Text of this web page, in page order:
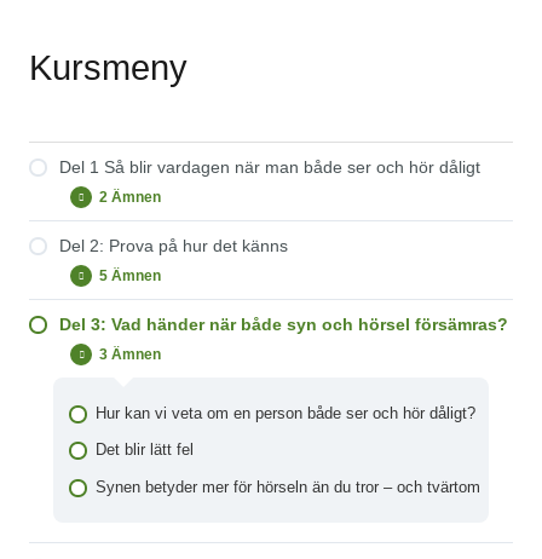
Kursmeny
Del 1 Så blir vardagen när man både ser och hör dåligt
Expandera
Del
1
Så
vardagen
när
både
ser
och
dåligt
2 Ämnen
Ständiga dilemman
Del 2: Prova på hur det känns
Expandera
Del
2:
Prova
hur
5 Ämnen
Övning 1: Att fika utan syn och hörsel
Testa att ha nedsatt hörsel
Testa att ha nedsatt syn
Vanliga ögonsjukdomar
Del 3: Vad händer när både syn och hörsel försämras?
Minimera
Del
händer
både
och
3 Ämnen
Hur kan vi veta om en person både ser och hör dåligt?
Det blir lätt fel
Synen betyder mer för hörseln än du tror – och tvärtom